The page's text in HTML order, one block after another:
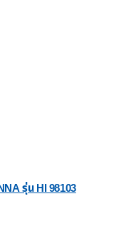
รุ่น HI 98103